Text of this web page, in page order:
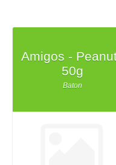
Amigos -
50g
Baton